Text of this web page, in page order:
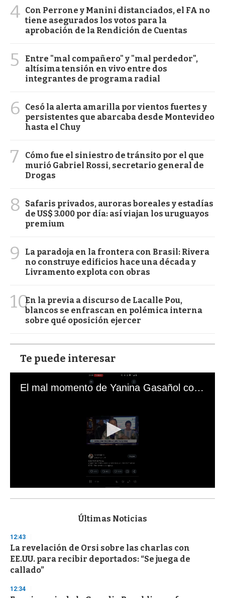
4 Con Perrone y Manini distanciados, el FA no
tiene asegurados los votos para la
aprobación de la Rendición de Cuentas
5
Entre "mal compañero" y "mal perdedor",
altísima tensión en vivo entre dos
integrantes de programa radial
6
Cesó la alerta amarilla por vientos fuertes y
persistentes que abarcaba desde Montevideo
hasta el Chuy
7
Cómo fue el siniestro de tránsito por el que
murió Gabriel Rossi, secretario general de
Drogas
8
Safaris privados, auroras boreales y estadías
de US$ 3.000 por día: así viajan los uruguayos
premium
9
La paradoja en la frontera con Brasil: Rivera
no construye edificios hace una década y
Livramento explota con obras
10En la previa a discurso de Lacalle Pou,
blancos se enfrascan en polémica interna
sobre qué oposición ejercer
Te puede interesar
El mal momento de Yanina Gasañol con un hincha argentino en "Subrayado"
s
d
s
o
f
3
s
e
Últimas Noticias
12:43
La revelación de Orsi sobre las charlas con
EE.UU. para recibir deportados: “Se juega de
callado”
12:34